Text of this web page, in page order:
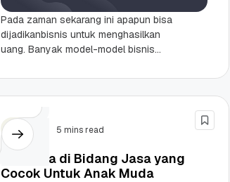
Pada zaman sekarang ini apapun bisa
dijadikanbisnis untuk menghasilkan
uang. Banyak model-model bisnis
terfikirkan sama sekali. Ini semua
berkat kemajuan...
Bisnis 5 mins read
10 Usaha di Bidang Jasa yang
Cocok Untuk Anak Muda